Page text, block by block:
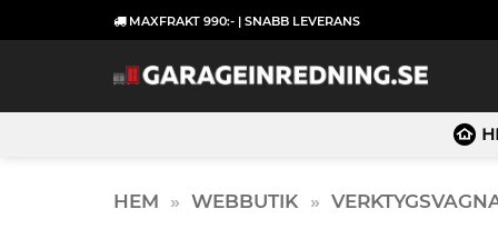
to
MAXFRAKT 990:- | SNABB LEVERANS
HEM » WEBBUTIK »